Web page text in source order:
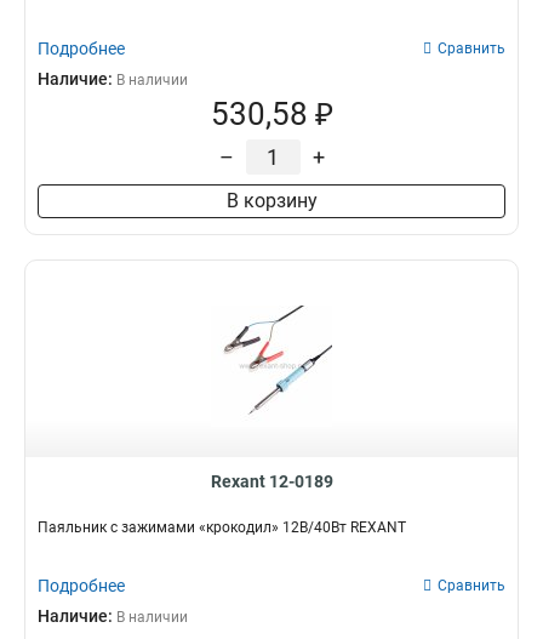
Подробнее Сравнить
Наличие: В наличии
530,58 ₽
– +
В корзину
Rexant 12-0189
Паяльник с зажимами «крокодил» 12В/40Вт REXANT
Подробнее Сравнить
Наличие: В наличии